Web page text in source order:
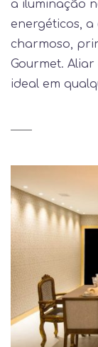
a iluminação
energéticos,
charmoso,
Gourmet.
ideal em